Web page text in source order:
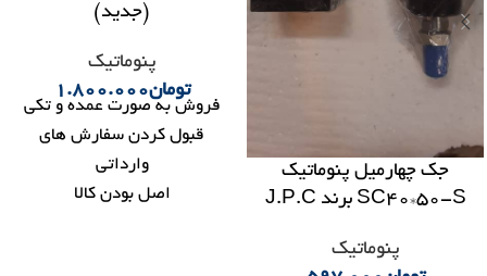
(جدید)
پنوماتیک
1.800.000
وارداتی
بودن کالا
تمام نقاط کشور
پنوماتیک
شیر 2/2 سایز 3/8 برند
آب و باد ساخت کشور آلمان